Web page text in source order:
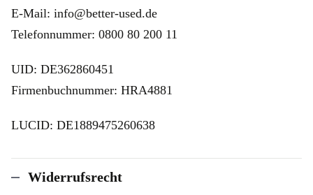
E-Mail: info@better-used.de
Telefonnummer: 0800 80 200 11
UID: DE362860451
Firmenbuchnummer: HRA4881
LUCID: DE1889475260638
Widerrufsrecht